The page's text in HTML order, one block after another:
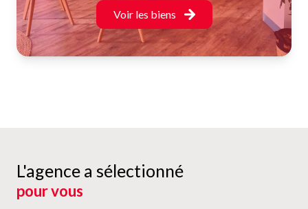
Voir les biens
L'agence a sélectionné
pour vous